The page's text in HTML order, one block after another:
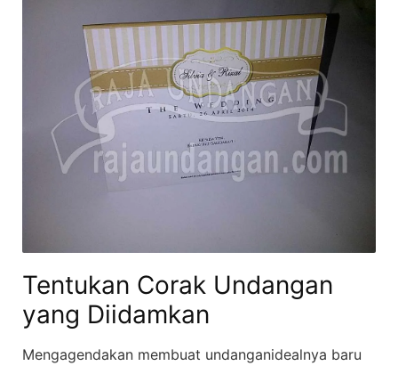
Tentukan Corak Undangan
yang Diidamkan
Mengagendakan membuat undanganidealnya baru